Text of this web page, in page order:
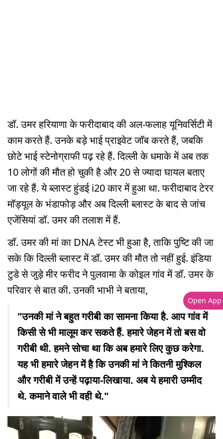
डॉ. उमर हरियाणा के फरीदाबाद की अल-फलाह यूनिवर्सिटी में
काम करते हैं. उनके बड़े भाई प्राइवेट जॉब करते हैं, जबकि
छोटे भाई स्टेनोग्राफी पढ़ रहे हैं. दिल्ली के धमाके में अब तक
10 लोगों की मौत हो चुकी है और 20 से ज्यादा घायल बताए
जा रहे हैं. ये ब्लास्ट हुंडई i20 कार में हुआ था. फरीदाबाद टेरर
मॉड्यूल के भंडाफोड़ और अब दिल्ली ब्लास्ट के बाद से जांच
एजेंसियां डॉ. उमर की तलाश में हैं.
डॉ. उमर की मां का DNA टेस्ट भी हुआ है, ताकि पुष्टि की जा
सके कि दिल्ली ब्लास्ट में डॉ. उमर की मौत तो नहीं हुई. इंडिया
टुडे से जुड़े मीर फरीद ने पुलवामा के कोइल गांव में डॉ. उमर के
परिवार से बात की. उनकी भाभी ने बताया,
"उनकी मां ने बहुत गरीबी का सामना किया है. आप गांव में
किसी से भी मालूम कर सकते हैं. हमारे जेहन में तो बस वो
गरीबी थी. हमने सोचा था कि अब हमारे लिए कुछ करेगा.
यह भी हमारे जेहन में है कि उनकी मां ने कितनी मुश्किल
और गरीबी में उन्हें पढ़ाया-लिखाया. अब ये हमारी उम्मीद
थे. कमाने वाले भी वही थे."
Open App